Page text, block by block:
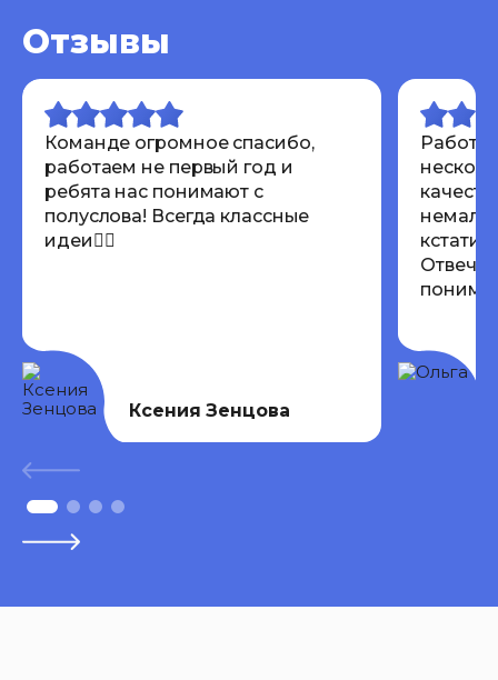
Отзывы
Команде огромное спасибо,
работаем не первый год и
ребята нас понимают с
полуслова! Всегда классные
идеи👍🏾
Ксения Зенцова
кстати